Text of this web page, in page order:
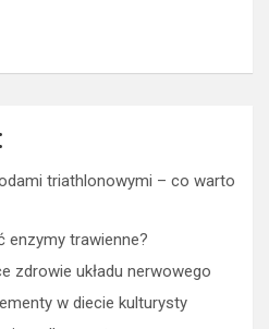
triathlonowymi – co warto
enzymy trawienne?
zdrowie układu nerwowego
w diecie kulturysty